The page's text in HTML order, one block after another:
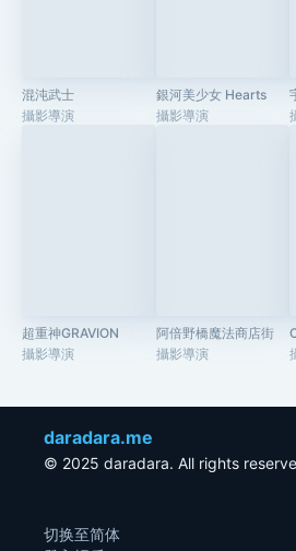
混沌武士
攝影導演
銀河美少女 Hearts
攝影導演
超重神GRAVION
攝影導演
阿倍野橋魔法商店街
攝影導演
daradara.me
© 2025 daradara. All rights
切换至简体